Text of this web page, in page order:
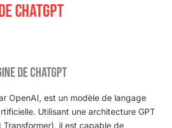
CHATGPT
de ChatGPT
OpenAI, est un modèle de langage
Utilisant une architecture GPT
Transformer), il est capable de